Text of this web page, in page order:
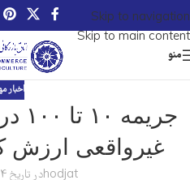
Skip to navigation
Skip to main content
منو
اخبار
غیرواقعی ارزش
hodjatدر تاریخ 1404-09-22